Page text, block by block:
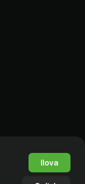
Ilova